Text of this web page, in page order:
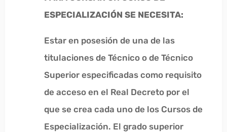
ESPECIALIZACIÓN SE NECESITA:
Estar en posesión de una de las
titulaciones de Técnico o de Técnico
Superior especificadas como requisito
de acceso en el Real Decreto por el
que se crea cada uno de los Cursos de
Especialización. El grado superior